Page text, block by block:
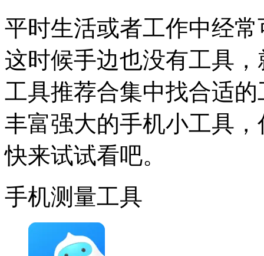
平时生活或者工作中经
这时候手边也没有工具
工具推荐合集中找合适
丰富强大的手机小工具
快来试试看吧。
手机测量工具